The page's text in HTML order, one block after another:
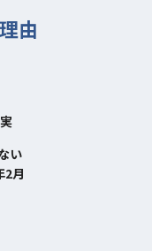
由
い
2月